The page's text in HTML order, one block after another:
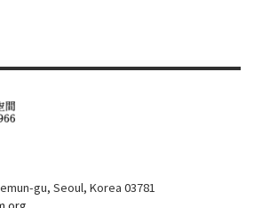
gu, Seoul, Korea 03781